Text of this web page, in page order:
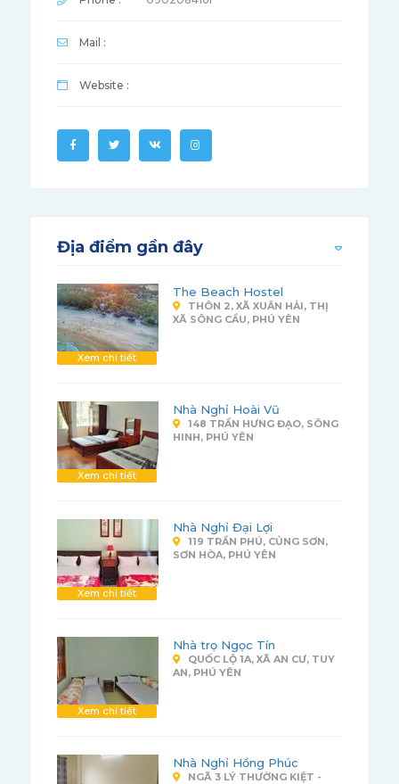
Mail :
Website :
Địa điểm gần đây
Xem chi tiết
The Beach Hostel
THÔN 2, XÃ XUÂN HẢI, THỊ
XÃ SÔNG CẦU, PHÚ YÊN
Xem chi tiết
Nhà Nghỉ Hoài Vũ
148 TRẦN HƯNG ĐẠO, SÔNG
HINH, PHÚ YÊN
Xem chi tiết
Nhà Nghỉ Đại Lợi
119 TRẦN PHÚ, CỦNG SƠN,
SƠN HÒA, PHÚ YÊN
Xem chi tiết
Nhà trọ Ngọc Tín
QUỐC LỘ 1A, XÃ AN CƯ, TUY
AN, PHÚ YÊN
Nhà Nghỉ Hồng Phúc
NGÃ 3 LÝ THƯỜNG KIỆT -